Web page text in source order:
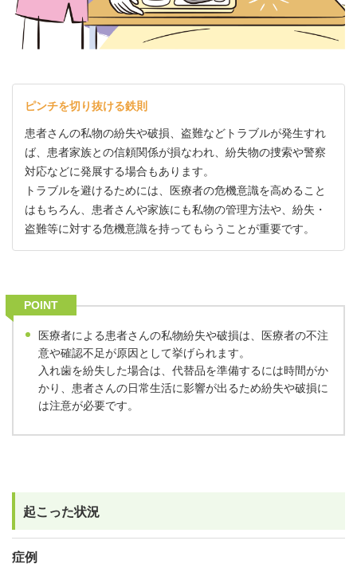
ピンチを切り抜ける鉄則
患者さんの私物の紛失や破損、盗難などトラブルが発生すれ
ば、患者家族との信頼関係が損なわれ、紛失物の捜索や警察
対応などに発展する場合もあります。
トラブルを避けるためには、医療者の危機意識を高めること
はもちろん、患者さんや家族にも私物の管理方法や、紛失・
盗難等に対する危機意識を持ってもらうことが重要です。
POINT
医療者による患者さんの私物紛失や破損は、医療者の不注
意や確認不足が原因として挙げられます。
入れ歯を紛失した場合は、代替品を準備するには時間がか
かり、患者さんの日常生活に影響が出るため紛失や破損に
は注意が必要です。
起こった状況
症例